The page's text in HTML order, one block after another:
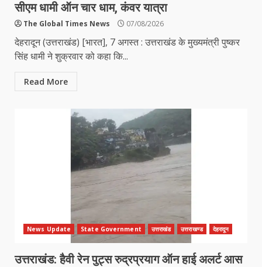
सीएम धामी ऑन चार धाम, कंवर यात्रा
The Global Times News 07/08/2026
देहरादून (उत्तराखंड) [भारत], 7 अगस्त : उत्तराखंड के मुख्यमंत्री पुष्कर
सिंह धामी ने शुक्रवार को कहा कि...
Read More
News Update State Government उत्तराखंड उत्तराखण्ड देहरादून
उत्तराखंड: हैवी रेन पुट्स रुद्रप्रयाग ऑन हाई अलर्ट आस